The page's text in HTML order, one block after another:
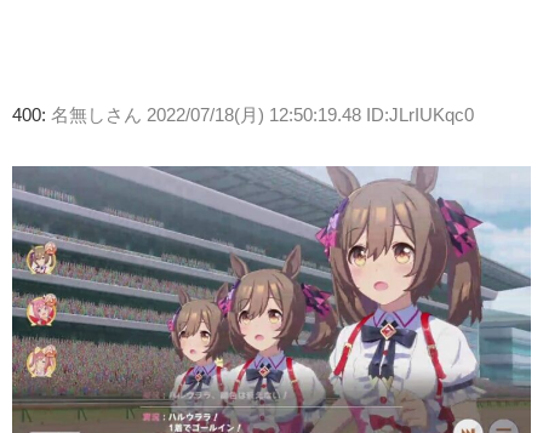
400: 名無しさん 2022/07/18(月) 12:50:19.48 ID:JLrIUKqc0